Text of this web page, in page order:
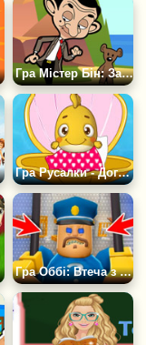
Гра Містер Бін: Заховані ведмедики
Гра Русалки - Догляд за Рибками
Гра Оббі: Втеча з В'язниці Оригінал